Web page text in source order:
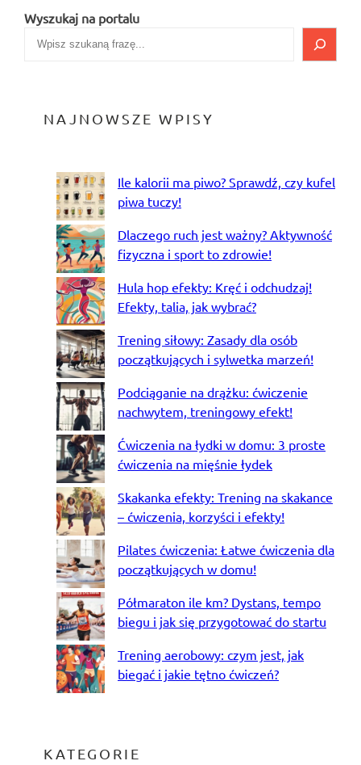
Wyszukaj na portalu
NAJNOWSZE WPISY
Ile kalorii ma piwo? Sprawdź, czy kufel
piwa tuczy!
Dlaczego ruch jest ważny? Aktywność
fizyczna i sport to zdrowie!
Hula hop efekty: Kręć i odchudzaj!
Efekty, talia, jak wybrać?
Trening siłowy: Zasady dla osób
początkujących i sylwetka marzeń!
Podciąganie na drążku: ćwiczenie
nachwytem, treningowy efekt!
Ćwiczenia na łydki w domu: 3 proste
ćwiczenia na mięśnie łydek
Skakanka efekty: Trening na skakance
– ćwiczenia, korzyści i efekty!
Pilates ćwiczenia: Łatwe ćwiczenia dla
początkujących w domu!
Półmaraton ile km? Dystans, tempo
biegu i jak się przygotować do startu
Trening aerobowy: czym jest, jak
biegać i jakie tętno ćwiczeń?
KATEGORIE